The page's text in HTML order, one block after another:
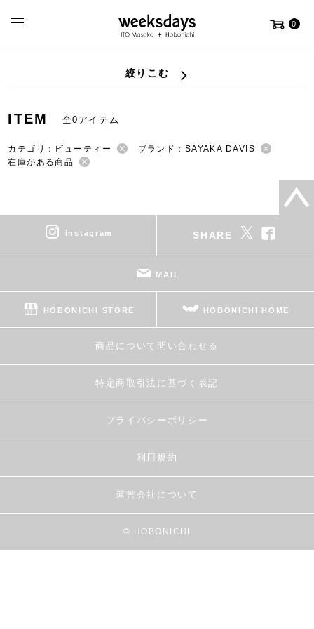
0
絞りこむ
ITEM 全0アイテム
カテゴリ：ビューティー
ブランド：SAYAKA DAVIS
在庫がある商品
instagram SHARE
MAIL
HOBONICHI STORE HOBONICHI HOME
商品について問い合わせる
特定商取引法に基づく表記
プライバシーポリシー
利用規約
運営会社について
© HOBONICHI